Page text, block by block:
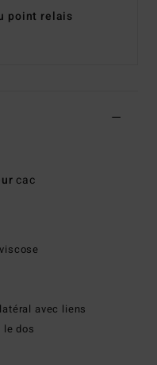
point relais
cac
avec liens
dos